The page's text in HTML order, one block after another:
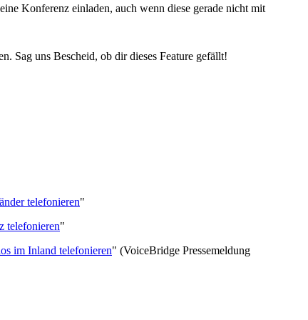
Konferenz einladen, auch wenn diese gerade nicht mit
Sag uns Bescheid, ob dir dieses Feature gefällt!
telefonieren"
telefonieren"
im Inland telefonieren" (VoiceBridge Pressemeldung